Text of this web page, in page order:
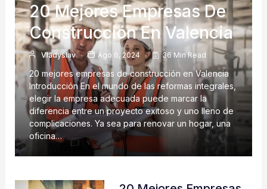
20 Mejores Empresas De
Construcción En Valencia
Vladyslav Ago 6, 2024 36 Min Read
20 mejores empresas de construcción en Valencia
Introducción En el mundo de las reformas integrales,
elegir la empresa adecuada puede marcar la
diferencia entre un proyecto exitoso y uno lleno de
complicaciones. Ya sea para renovar un hogar, una
oficina…